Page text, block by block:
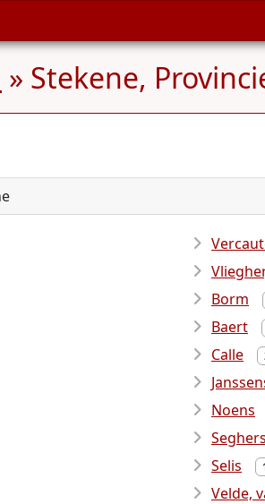
» Stekene,
Borm
Baert
Calle
Noens
Seghers
Selis
Velde,